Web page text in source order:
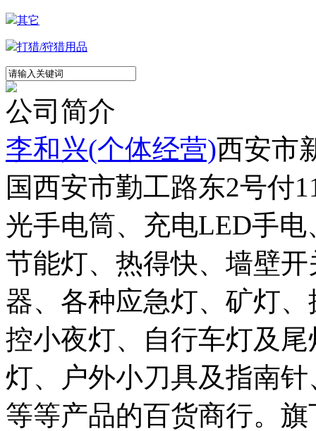
其它
打猎/狩猎用品
公司简介
李和兴(个体经营)西安市
国西安市勤工路东2号付
光手电筒、充电LED手
节能灯、热得快、墙壁
器、各种应急灯、矿灯
控小夜灯、自行车灯及
灯、户外小刀具及指南
等等产品的百货商行。